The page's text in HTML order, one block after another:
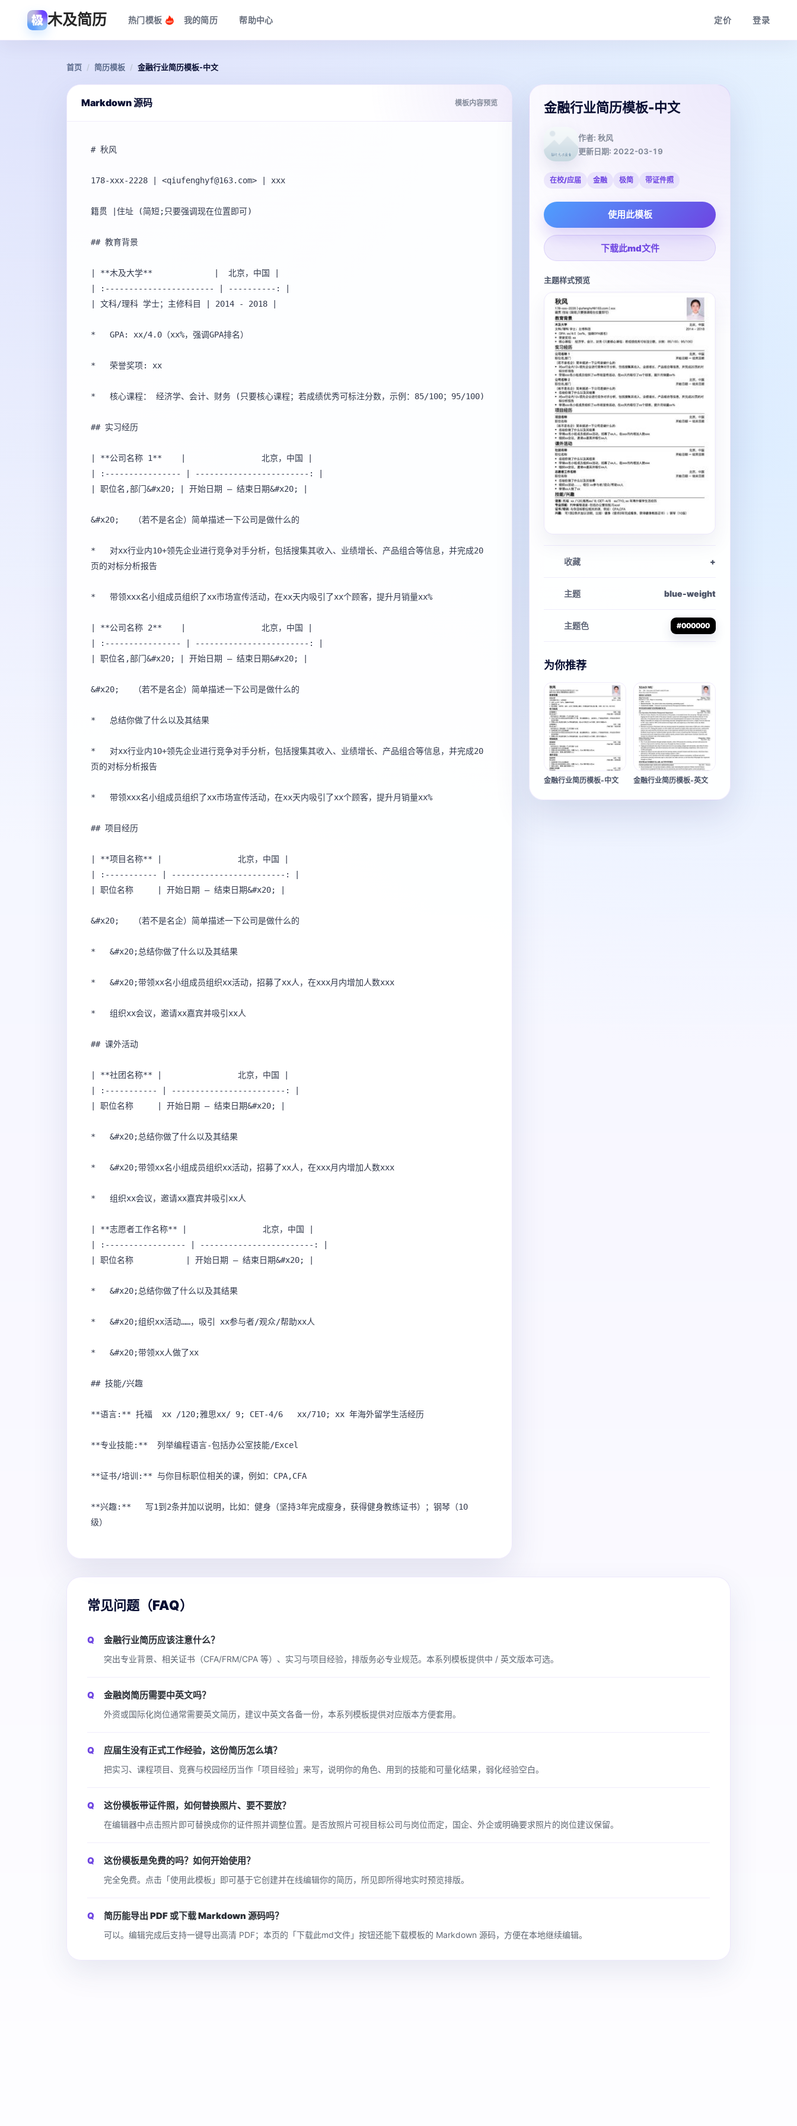
木及简历 热门模板 我的简历 帮助中心 定价 登录
首页 / 简历模板 / 金融行业简历模板-中文
Markdown 源码 模板内容预览
# 秋风
178-xxx-2228 | <qiufenghyf@163.com> | xxx
籍贯 |住址 (简短;只要强调现在位置即可)
## 教育背景
| **木及大学**             |  北京，中国 |
| :----------------------- | ----------: |
| 文科/理科 学士；主修科目 | 2014 - 2018 |
*   GPA: xx/4.0（xx%，强调GPA排名）
*   荣誉奖项: xx
*   核心课程： 经济学、会计、财务 (只要核心课程；若成绩优秀可标注分数，示例：85/100；95/100)
## 实习经历
| **公司名称 1**    |                北京，中国 |
| :---------------- | ------------------------: |
| 职位名,部门&#x20; | 开始日期 – 结束日期&#x20; |
&#x20; 	 （若不是名企）简单描述一下公司是做什么的
*   对xx行业内10+领先企业进行竞争对手分析，包括搜集其收入、业绩增长、产品组合等信息，并完成20
页的对标分析报告
*   带领xxx名小组成员组织了xx市场宣传活动，在xx天内吸引了xx个顾客，提升月销量xx%
| **公司名称 2**    |                北京，中国 |
| :---------------- | ------------------------: |
| 职位名,部门&#x20; | 开始日期 – 结束日期&#x20; |
&#x20; 	 （若不是名企）简单描述一下公司是做什么的
*   总结你做了什么以及其结果
*   对xx行业内10+领先企业进行竞争对手分析，包括搜集其收入、业绩增长、产品组合等信息，并完成20
页的对标分析报告
*   带领xxx名小组成员组织了xx市场宣传活动，在xx天内吸引了xx个顾客，提升月销量xx%
## 项目经历
| **项目名称** |                北京，中国 |
| :----------- | ------------------------: |
| 职位名称     | 开始日期 – 结束日期&#x20; |
&#x20; 	 （若不是名企）简单描述一下公司是做什么的
*   &#x20;总结你做了什么以及其结果
*   &#x20;带领xx名小组成员组织xx活动，招募了xx人，在xxx月内增加人数xxx
*   组织xx会议，邀请xx嘉宾并吸引xx人
## 课外活动
| **社团名称** |                北京，中国 |
| :----------- | ------------------------: |
| 职位名称     | 开始日期 – 结束日期&#x20; |
*   &#x20;总结你做了什么以及其结果
*   &#x20;带领xx名小组成员组织xx活动，招募了xx人，在xxx月内增加人数xxx
*   组织xx会议，邀请xx嘉宾并吸引xx人
| **志愿者工作名称** |                北京，中国 |
| :----------------- | ------------------------: |
| 职位名称           | 开始日期 – 结束日期&#x20; |
*   &#x20;总结你做了什么以及其结果
*   &#x20;组织xx活动……，吸引 xx参与者/观众/帮助xx人
*   &#x20;带领xx人做了xx
## 技能/兴趣
**语言:** 托福  xx /120;雅思xx/ 9; CET-4/6   xx/710; xx 年海外留学生活经历
**专业技能:**  列举编程语言-包括办公室技能/Excel
**证书/培训:** 与你目标职位相关的课，例如：CPA,CFA
**兴趣:**   写1到2条并加以说明，比如：健身（坚持3年完成瘦身，获得健身教练证书）；钢琴（10
级）
金融行业简历模板-中文
作者: 秋风
更新日期: 2022-03-19
在校/应届 金融 极简 带证件照
主题样式预览
收藏 +
主题 blue-weight
主题色 #000000
使用此模板
下载此md文件
为你推荐
金融行业简历模板-中文 金融行业简历模板-英文
常见问题（FAQ）
金融行业简历应该注意什么？
突出专业背景、相关证书（CFA/FRM/CPA 等）、实习与项目经验，排版务必专业规范。本系列模板提供中 / 英文版本可选。
金融岗简历需要中英文吗？
外资或国际化岗位通常需要英文简历，建议中英文各备一份，本系列模板提供对应版本方便套用。
应届生没有正式工作经验，这份简历怎么填？
把实习、课程项目、竞赛与校园经历当作「项目经验」来写，说明你的角色、用到的技能和可量化结果，弱化经验空白。
这份模板带证件照，如何替换照片、要不要放？
在编辑器中点击照片即可替换成你的证件照并调整位置。是否放照片可视目标公司与岗位而定，国企、外企或明确要求照片的岗位建议保留。
这份模板是免费的吗？如何开始使用？
完全免费。点击「使用此模板」即可基于它创建并在线编辑你的简历，所见即所得地实时预览排版。
简历能导出 PDF 或下载 Markdown 源码吗？
可以。编辑完成后支持一键导出高清 PDF；本页的「下载此md文件」按钮还能下载模板的 Markdown 源码，方便在本地继续编辑。